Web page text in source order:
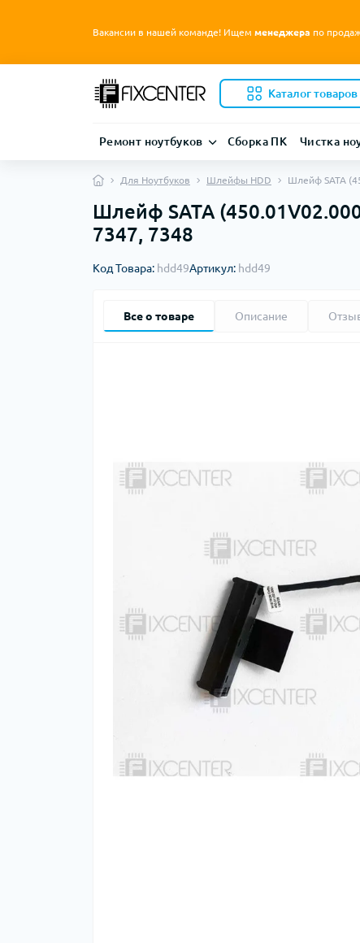
Вакансии в нашей команде! Ищем менеджера по
Каталог товаров
Ремонт ноутбуков Сборка ПК Чистка
Для Ноутбуков Шлейфы HDD Шлейф SATA
Шлейф SATA
7347, 7348
Код Товара: hdd49Артикул: hdd49
Все о товаре Описание